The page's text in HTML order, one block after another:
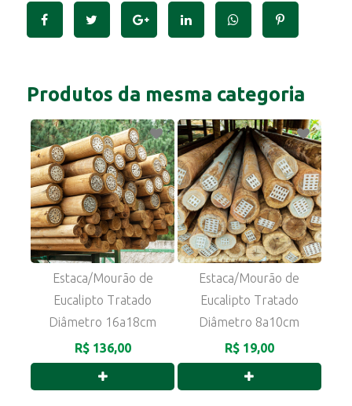
Produtos da mesma categoria
Estaca/Mourão de
Eucalipto Tratado
Diâmetro 16a18cm
R$ 136,00
Estaca/Mourão de
Eucalipto Tratado
Diâmetro 8a10cm
R$ 19,00